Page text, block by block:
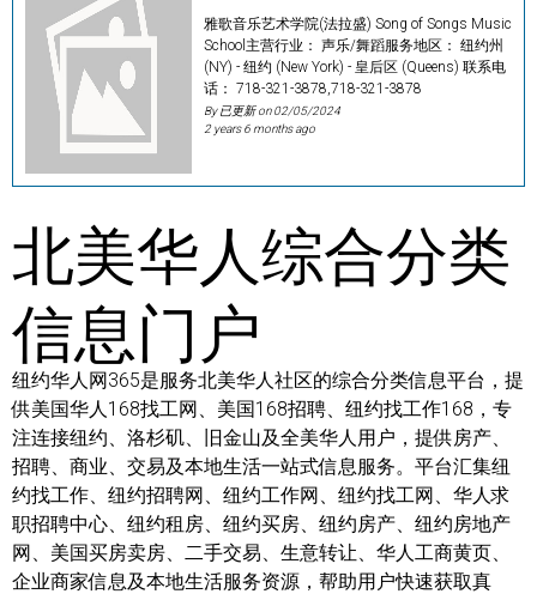
雅歌音乐艺术学院(法拉盛) Song of Songs Music
School主营行业： 声乐/舞蹈服务地区： 纽约州
(NY) - 纽约 (New York) - 皇后区 (Queens) 联系电
话： 718-321-3878,718-321-3878
By 已更新 on02/05/2024
2 years 6 months ago
北美华人综合分类
信息门户
纽约华人网365是服务北美华人社区的综合分类信息平台，提
供美国华人168找工网、美国168招聘、纽约找工作168，专
注连接纽约、洛杉矶、旧金山及全美华人用户，提供房产、
招聘、商业、交易及本地生活一站式信息服务。平台汇集纽
约找工作、纽约招聘网、纽约工作网、纽约找工网、华人求
职招聘中心、纽约租房、纽约买房、纽约房产、纽约房地产
网、美国买房卖房、二手交易、生意转让、华人工商黄页、
企业商家信息及本地生活服务资源，帮助用户快速获取真